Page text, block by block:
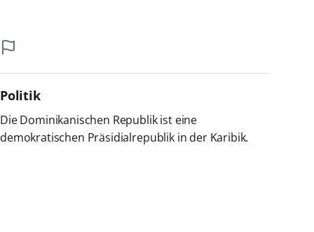
Politik
Die Dominikanischen Republik ist eine
demokratischen Präsidialrepublik in der Karibik.